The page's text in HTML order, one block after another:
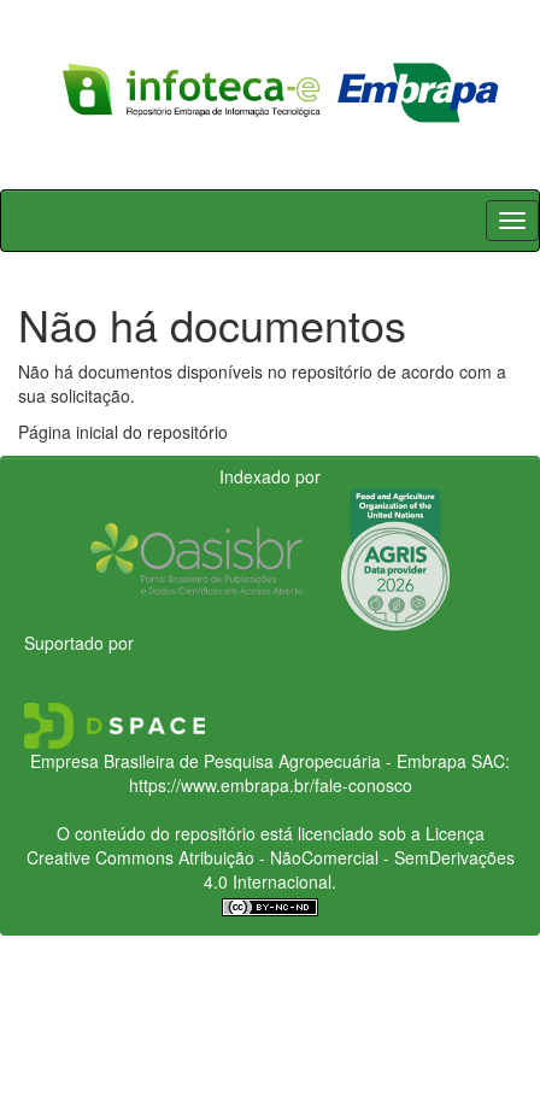
Skip
Não há documentos
Não há documentos disponíveis no repositório de acordo com a
sua solicitação.
Página inicial do repositório
Indexado por
Suportado por
Empresa Brasileira de Pesquisa Agropecuária - Embrapa SAC:
https://www.embrapa.br/fale-conosco
O conteúdo do repositório está licenciado sob a Licença
Creative CommonsAtribuição - NãoComercial - SemDerivações
4.0 Internacional.